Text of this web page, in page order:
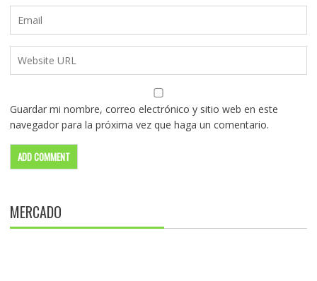
Guardar mi nombre, correo electrónico y sitio web en este
navegador para la próxima vez que haga un comentario.
MERCADO